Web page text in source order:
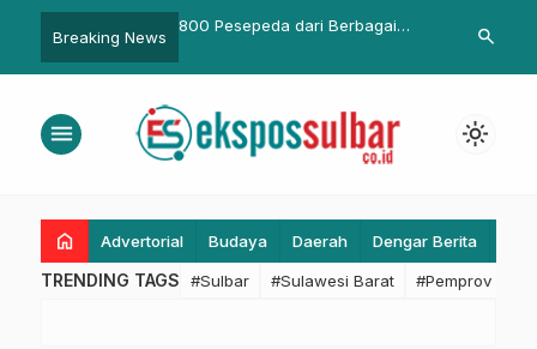
Breaking News
Majene Cross
Pemkab Mamuju Siapkan
Legislator
search
menu light_mode
home Advertorial Budaya Daerah Dengar Berita
TRENDING TAGS #Sulbar #Sulawesi Barat #Pemprov